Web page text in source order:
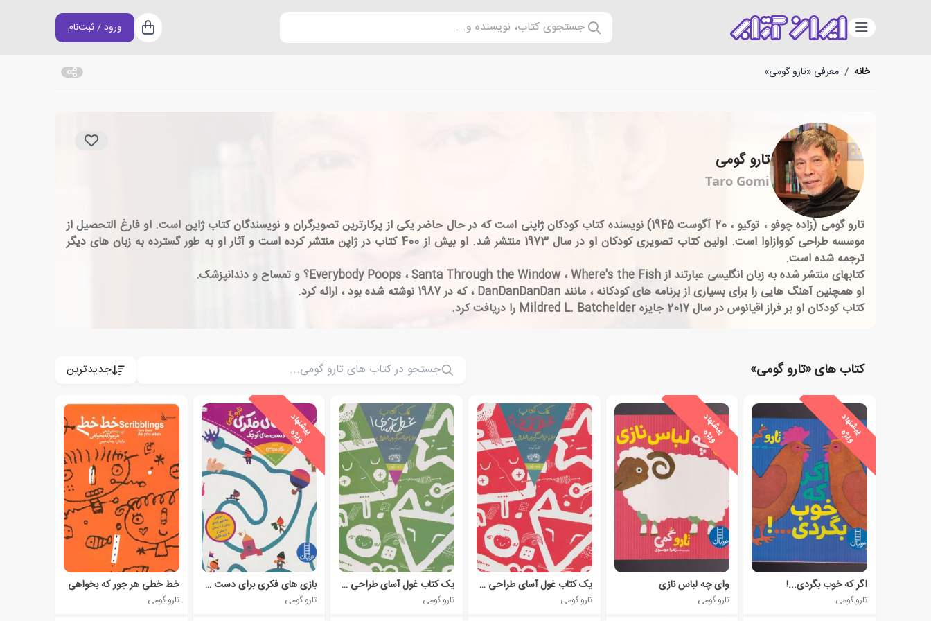
دسته‌بندی جستجوی کتاب، نویسنده و... سبد خرید
ورود / ثبت‌نام
خانه / معرفی «تارو گومی»
تارو گومی
Taro Gomi
تارو گومی (زاده چوفو ، توکیو ، 20 آگوست 1945) نویسنده کتاب کودکان ژاپنی است که در حال حاضر یکی از پرکارترین تصویرگران و نویسندگان کتاب ژاپن است. او فارغ التحصیل از
موسسه طراحی کووازاوا است. اولین کتاب تصویری کودکان او در سال 1973 منتشر شد. او بیش از 400 کتاب در ژاپن منتشر کرده است و آثار او به طور گسترده به زبان های دیگر
ترجمه شده است.
کتابهای منتشر شده به زبان انگلیسی عبارتند از Everybody Poops ، Santa Through the Window ، Where's the Fish؟ و تمساح و دندانپزشک.
او همچنین آهنگ هایی را برای بسیاری از برنامه های کودکانه ، مانند DanDanDanDan ، که در 1987 نوشته شده بود ، ارائه کرد.
کتاب کودکان او بر فراز اقیانوس در سال 2017 جایزه Mildred L. Batchelder را دریافت کرد.
کتاب های «تارو گومی» جدیدترین
پ
ی
ش
ن
ه
ا
د
و
ی
ژ
ه
اگر که خوب بگردی...!
تارو گومی
پ
ی
ش
ن
ه
ا
د
و
ی
ژ
ه
وای چه لباس نازی
تارو گومی
یک کتاب غول آسای طراحی و سرگرمی خلاق 3
تارو گومی
یک کتاب غول آسای طراحی و سرگرمی خلاق 1
تارو گومی
پ
ی
ش
ن
ه
ا
د
و
ی
ژ
ه
بازی های فکری برای دست های کوچک
تارو گومی
خط خطی هر جور که بخواهی
تارو گومی